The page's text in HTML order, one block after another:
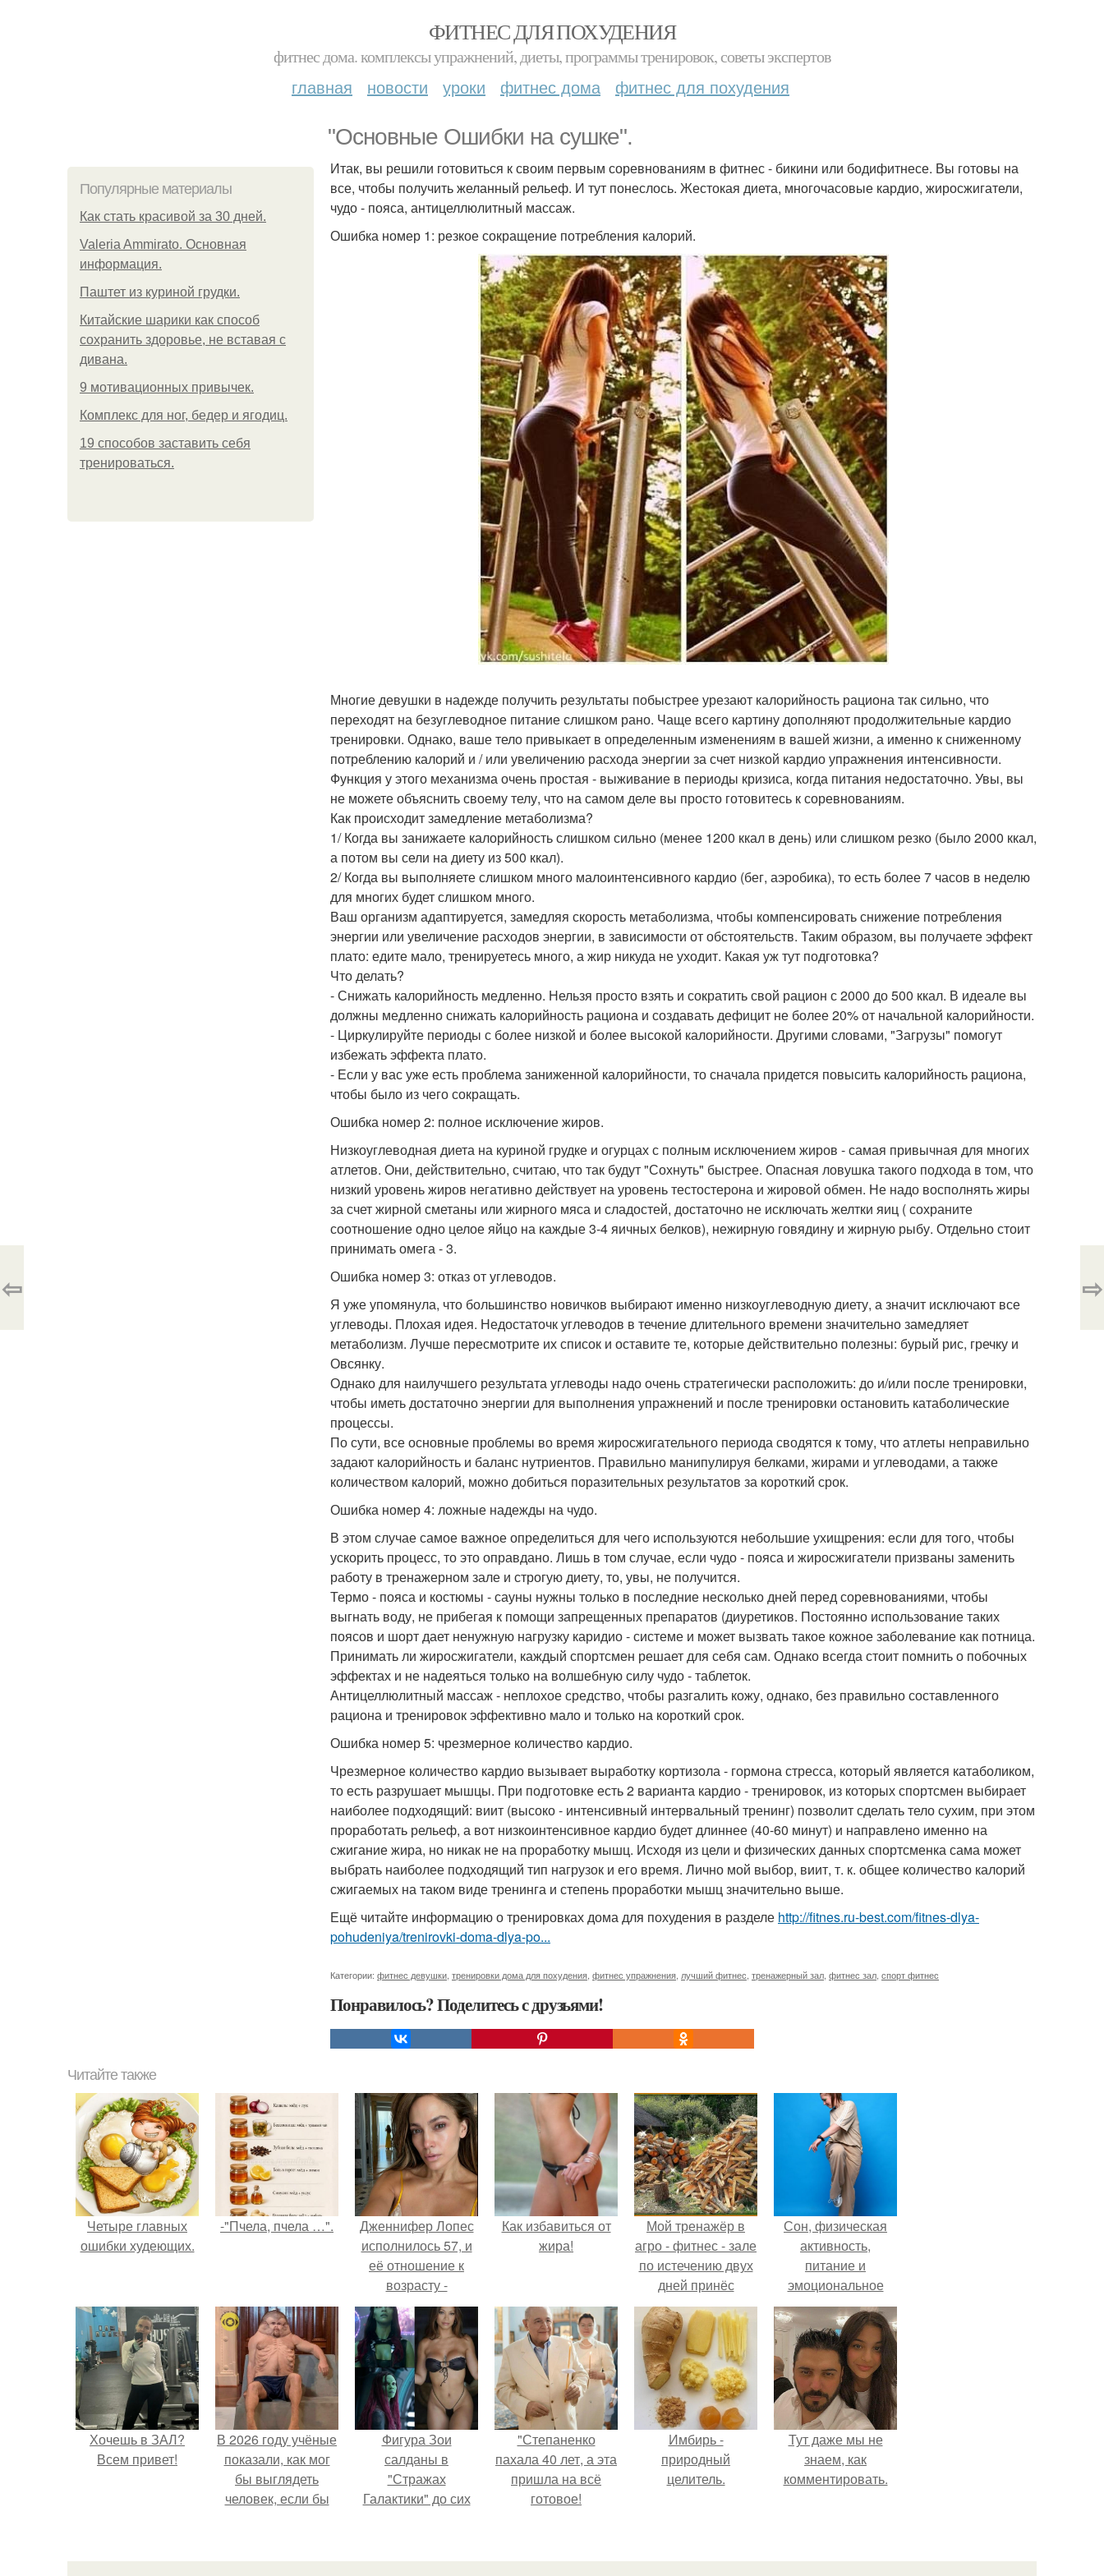
ФИТНЕС ДЛЯ ПОХУДЕНИЯ
фитнес дома. комплексы упражнений, диеты, программы тренировок, советы экспертов
главная новости уроки фитнес дома фитнес для похудения
"Основные Ошибки на сушке".
Популярные материалы
Как стать красивой за 30 дней.
Valeria Ammirato. Основная
информация.
Паштет из куриной грудки.
Китайские шарики как способ
сохранить здоровье, не вставая с
дивана.
9 мотивационных привычек.
Комплекс для ног, бедер и ягодиц.
19 способов заставить себя
тренироваться.
Итак, вы решили готовиться к своим первым соревнованиям в фитнес - бикини или бодифитнесе. Вы готовы на
все, чтобы получить желанный рельеф. И тут понеслось. Жестокая диета, многочасовые кардио, жиросжигатели,
чудо - пояса, антицеллюлитный массаж.
Ошибка номер 1: резкое сокращение потребления калорий.
Многие девушки в надежде получить результаты побыстрее урезают калорийность рациона так сильно, что
переходят на безуглеводное питание слишком рано. Чаще всего картину дополняют продолжительные кардио
тренировки. Однако, ваше тело привыкает в определенным изменениям в вашей жизни, а именно к сниженному
потреблению калорий и / или увеличению расхода энергии за счет низкой кардио упражнения интенсивности.
Функция у этого механизма очень простая - выживание в периоды кризиса, когда питания недостаточно. Увы, вы
не можете объяснить своему телу, что на самом деле вы просто готовитесь к соревнованиям.
Как происходит замедление метаболизма?
1/ Когда вы занижаете калорийность слишком сильно (менее 1200 ккал в день) или слишком резко (было 2000 ккал,
а потом вы сели на диету из 500 ккал).
2/ Когда вы выполняете слишком много малоинтенсивного кардио (бег, аэробика), то есть более 7 часов в неделю
для многих будет слишком много.
Ваш организм адаптируется, замедляя скорость метаболизма, чтобы компенсировать снижение потребления
энергии или увеличение расходов энергии, в зависимости от обстоятельств. Таким образом, вы получаете эффект
плато: едите мало, тренируетесь много, а жир никуда не уходит. Какая уж тут подготовка?
Что делать?
- Снижать калорийность медленно. Нельзя просто взять и сократить свой рацион с 2000 до 500 ккал. В идеале вы
должны медленно снижать калорийность рациона и создавать дефицит не более 20% от начальной калорийности.
- Циркулируйте периоды с более низкой и более высокой калорийности. Другими словами, "Загрузы" помогут
избежать эффекта плато.
- Если у вас уже есть проблема заниженной калорийности, то сначала придется повысить калорийность рациона,
чтобы было из чего сокращать.
Ошибка номер 2: полное исключение жиров.
Низкоуглеводная диета на куриной грудке и огурцах с полным исключением жиров - самая привычная для многих
атлетов. Они, действительно, считаю, что так будут "Сохнуть" быстрее. Опасная ловушка такого подхода в том, что
низкий уровень жиров негативно действует на уровень тестостерона и жировой обмен. Не надо восполнять жиры
за счет жирной сметаны или жирного мяса и сладостей, достаточно не исключать желтки яиц ( сохраните
соотношение одно целое яйцо на каждые 3-4 яичных белков), нежирную говядину и жирную рыбу. Отдельно стоит
принимать омега - 3.
Ошибка номер 3: отказ от углеводов.
Я уже упомянула, что большинство новичков выбирают именно низкоуглеводную диету, а значит исключают все
углеводы. Плохая идея. Недостаточк углеводов в течение длительного времени значительно замедляет
метаболизм. Лучше пересмотрите их список и оставите те, которые действительно полезны: бурый рис, гречку и
Овсянку.
Однако для наилучшего результата углеводы надо очень стратегически расположить: до и/или после тренировки,
чтобы иметь достаточно энергии для выполнения упражнений и после тренировки остановить катаболические
процессы.
По сути, все основные проблемы во время жиросжигательного периода сводятся к тому, что атлеты неправильно
задают калорийность и баланс нутриентов. Правильно манипулируя белками, жирами и углеводами, а также
количеством калорий, можно добиться поразительных результатов за короткий срок.
Ошибка номер 4: ложные надежды на чудо.
В этом случае самое важное определиться для чего используются небольшие ухищрения: если для того, чтобы
ускорить процесс, то это оправдано. Лишь в том случае, если чудо - пояса и жиросжигатели призваны заменить
работу в тренажерном зале и строгую диету, то, увы, не получится.
Термо - пояса и костюмы - сауны нужны только в последние несколько дней перед соревнованиями, чтобы
выгнать воду, не прибегая к помощи запрещенных препаратов (диуретиков. Постоянно использование таких
поясов и шорт дает ненужную нагрузку каридио - системе и может вызвать такое кожное заболевание как потница.
Принимать ли жиросжигатели, каждый спортсмен решает для себя сам. Однако всегда стоит помнить о побочных
эффектах и не надеяться только на волшебную силу чудо - таблеток.
Антицеллюлитный массаж - неплохое средство, чтобы разгалить кожу, однако, без правильно составленного
рациона и тренировок эффективно мало и только на короткий срок.
Ошибка номер 5: чрезмерное количество кардио.
Чрезмерное количество кардио вызывает выработку кортизола - гормона стресса, который является катаболиком,
то есть разрушает мышцы. При подготовке есть 2 варианта кардио - тренировок, из которых спортсмен выбирает
наиболее подходящий: виит (высоко - интенсивный интервальный тренинг) позволит сделать тело сухим, при этом
проработать рельеф, а вот низкоинтенсивное кардио будет длиннее (40-60 минут) и направлено именно на
сжигание жира, но никак не на проработку мышц. Исходя из цели и физических данных спортсменка сама может
выбрать наиболее подходящий тип нагрузок и его время. Лично мой выбор, виит, т. к. общее количество калорий
сжигаемых на таком виде тренинга и степень проработки мышц значительно выше.
Ещё читайте информацию о тренировках дома для похудения в разделе http://fitnes.ru-best.com/fitnes-dlya-
pohudeniya/trenirovki-doma-dlya-po...
Категории: фитнес девушки тренировки дома для похудения фитнес упражнения лучший фитнес тренажерный зал фитнес зал спорт фитнес
Понравилось? Поделитесь с друзьями!
⇦ ⇨
Читайте также
Четыре главных
ошибки худеющих.
-"Пчела, пчела …".
Дженнифер Лопес
исполнилось 57, и
её отношение к
возрасту -
настоящий
манифест
уверенности: "не
говорите, что я
отлично выгляжу
для 57.
Как избавиться от
жира!
Мой тренажёр в
агро - фитнес - зале
по истечению двух
дней принёс
ощутимый
результат.
Сон, физическая
активность,
питание и
эмоциональное
состояние!
Хочешь в ЗАЛ?
Всем привет!
В 2026 году учёные
показали, как мог
бы выглядеть
человек, если бы
специально для
Фигура Зои
салданы в
"Стражах
Галактики" до сих
"Степаненко
пахала 40 лет, а эта
пришла на всё
готовое!
Имбирь -
природный
целитель.
Тут даже мы не
знаем, как
комментировать.